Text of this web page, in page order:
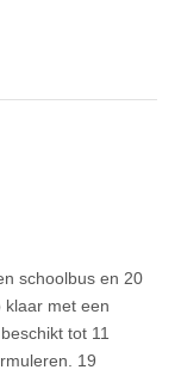
schoolbus en 20
met een
tot 11
19